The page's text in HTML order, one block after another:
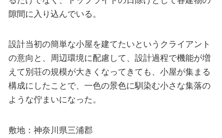
隙間に入り込んでいる。
設計当初の簡単な小屋を建てたいというクライアント
の意向と、周辺環境に配慮して、設計過程で機能が増
えて別荘の規模が大きくなってきても、小屋が集まる
構成にしたことで、一色の景色に馴染む小さな集落の
ような佇まいになった。
敷地：神奈川県三浦郡